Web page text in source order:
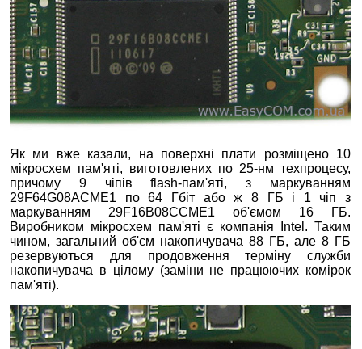
Як ми вже казали, на поверхні плати розміщено 10
мікросхем пам'яті, виготовлених по 25-нм техпроцесу,
причому 9 чіпів flash-пам'яті, з маркуванням
29F64G08ACME1 по 64 Гбіт або ж 8 ГБ і 1 чіп з
маркуванням 29F16B08CCME1 об'ємом 16 ГБ.
Виробником мікросхем пам'яті є компанія Intel. Таким
чином, загальний об'єм накопичувача 88 ГБ, але 8 ГБ
резервуються для продовження терміну служби
накопичувача в цілому (заміни не працюючих комірок
пам'яті).